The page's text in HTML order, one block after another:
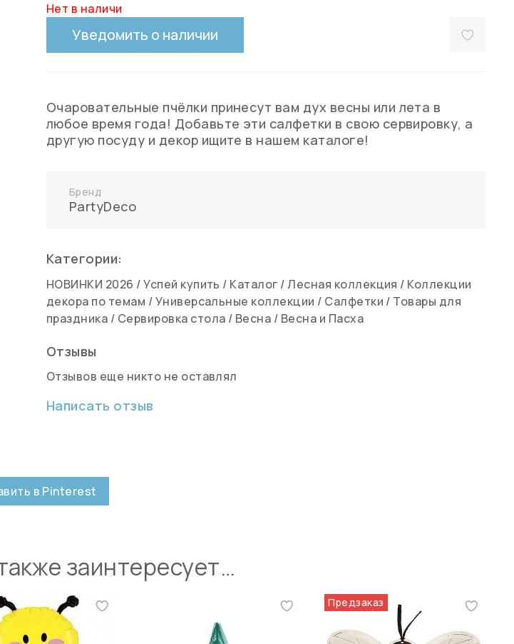
Нет в наличи
Уведомить о наличии
Очаровательные пчёлки принесут вам дух весны или лета в
любое время года! Добавьте эти салфетки в свою сервировку, а
другую посуду и декор ищите в нашем каталоге!
Бренд
PartyDeco
Категории:
НОВИНКИ 2026 /Успей купить / Каталог /Лесная коллекция / Коллекции
декора по темам /Универсальные коллекции / Салфетки / Товары для
праздника / Сервировка стола / Весна / Весна и Пасха
Отзывы
Отзывов еще никто не оставлял
Написать отзыв
в Pinterest
заинтересует…
Предзаказ